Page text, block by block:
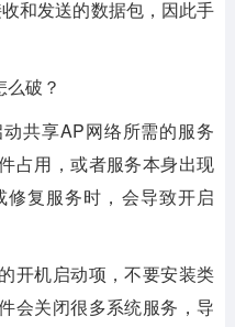
和发送的数据包，因此手
破？
共享AP网络所需的服务
占用，或者服务本身出现
复服务时，会导致开启
开机启动项，不要安装类
会关闭很多系统服务，导